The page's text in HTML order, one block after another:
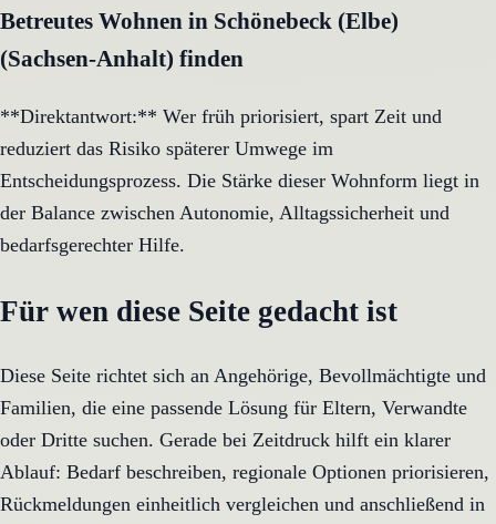
Betreutes Wohnen in Schönebeck (Elbe)
(Sachsen-Anhalt) finden
**Direktantwort:** Wer früh priorisiert, spart Zeit und
reduziert das Risiko späterer Umwege im
Entscheidungsprozess. Die Stärke dieser Wohnform liegt in
der Balance zwischen Autonomie, Alltagssicherheit und
bedarfsgerechter Hilfe.
Für wen diese Seite gedacht ist
Diese Seite richtet sich an Angehörige, Bevollmächtigte und
Familien, die eine passende Lösung für Eltern, Verwandte
oder Dritte suchen. Gerade bei Zeitdruck hilft ein klarer
Ablauf: Bedarf beschreiben, regionale Optionen priorisieren,
Rückmeldungen einheitlich vergleichen und anschließend in